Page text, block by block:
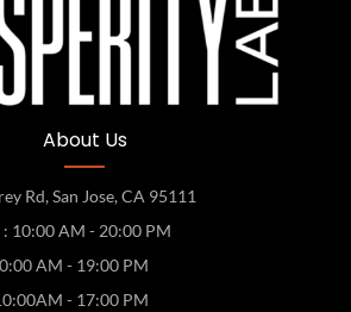
About Us
Rd, San Jose, CA 95111
10:00 AM - 20:00 PM
AM - 19:00 PM
- 17:00 PM